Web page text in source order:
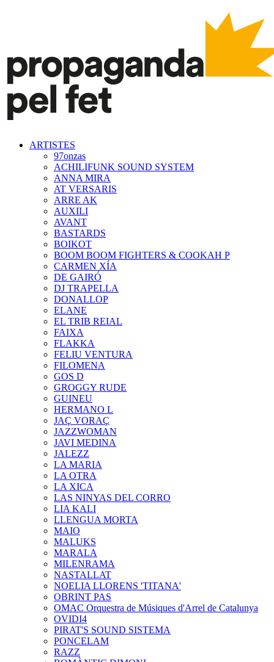
ARTISTES
97onzas
ACHILIFUNK SOUND SYSTEM
ANNA MIRA
AT VERSARIS
ARRE AK
AUXILI
AVANT
BASTARDS
BOIKOT
BOOM BOOM FIGHTERS & COOKAH P
CARMEN XÍA
DE GAIRÓ
DJ TRAPELLA
DONALLOP
ELANE
EL TRIB REIAL
FAIXA
FLAKKA
FELIU VENTURA
FILOMENA
GOS D
GROGGY RUDE
GUINEU
HERMANO L
JAÇ VORAÇ
JAZZWOMAN
JAVI MEDINA
JALEZZ
LA MARIA
LA OTRA
LA XICA
LAS NINYAS DEL CORRO
LIA KALI
LLENGUA MORTA
MAIO
MALUKS
MARALA
MILENRAMA
NASTALLAT
NOELIA LLORENS 'TITANA'
OBRINT PAS
OMAC Orquestra de Músiques d'Arrel de Catalunya
OVIDI4
PIRAT'S SOUND SISTEMA
PONCELAM
RAZZ